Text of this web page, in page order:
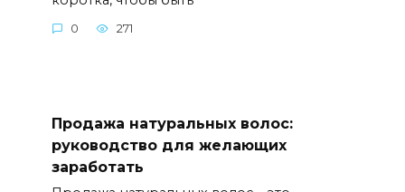
0 271
Продажа натуральных волос:
руководство для желающих
заработать